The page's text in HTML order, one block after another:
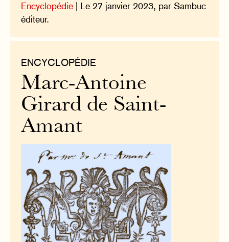
Encyclopédie | Le 27 janvier 2023, par Sambuc
éditeur.
ENCYCLOPÉDIE
Marc-Antoine
Girard de Saint-
Amant